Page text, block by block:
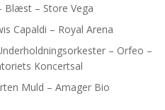
Blæst – Store Vega
Capaldi – Royal Arena
– Orfeo –
Koncertsal
Muld – Amager Bio